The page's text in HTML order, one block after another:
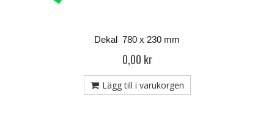
Dekal 780 x 230 mm
0,00 kr
Lägg till i varukorgen